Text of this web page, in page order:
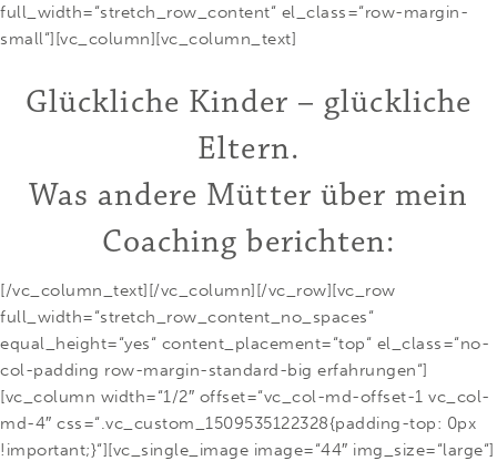
full_width=“stretch_row_content“ el_class=“row-margin-
small“][vc_column][vc_column_text]
Glückliche Kinder – glückliche
Eltern.
Was andere Mütter über mein
Coaching berichten:
[/vc_column_text][/vc_column][/vc_row][vc_row
full_width=“stretch_row_content_no_spaces“
equal_height=“yes“ content_placement=“top“ el_class=“no-
col-padding row-margin-standard-big erfahrungen“]
[vc_column width=“1/2″ offset=“vc_col-md-offset-1 vc_col-
md-4″ css=“.vc_custom_1509535122328{padding-top: 0px
!important;}“][vc_single_image image=“44″ img_size=“large“]